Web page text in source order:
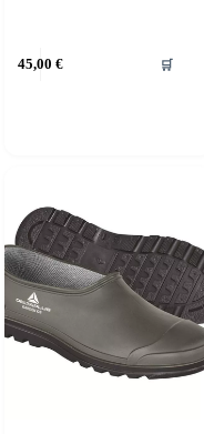
45,00 € 🛒